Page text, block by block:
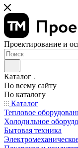
Проектирование и
Каталог
По всему сайту
По каталогу
Каталог
Тепловое
Холодильное
Бытовая техника